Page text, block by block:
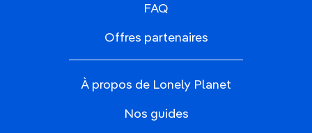
FAQ
Offres partenaires
À propos de Lonely Planet
Nos guides